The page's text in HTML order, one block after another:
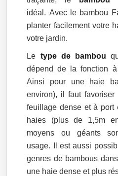
idéal. Avec le bambou
planter facilement votre
votre jardin.
Le type de bambou
dépend de la fonction
Ainsi pour une haie
environ), il faut
feuillage dense et à port
haies (plus de 1,5m
moyens ou géants
usage. Il est aussi
genres de bambous
une haie dense et plus